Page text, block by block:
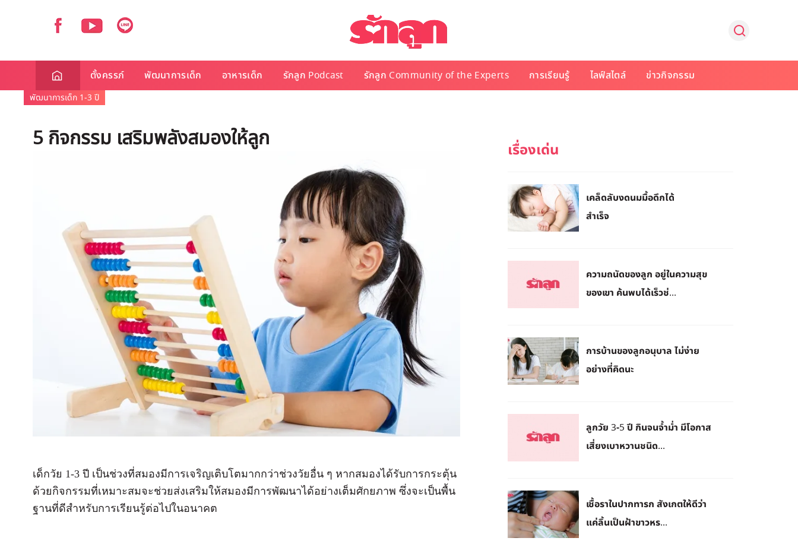
ตั้งครรภ์ พัฒนาการเด็ก อาหารเด็ก รักลูก Podcast รักลูก Community of the Experts การเรียนรู้ ไลฟ์สไตล์ ข่าวกิจกรรม
พัฒนาการเด็ก 1-3 ปี
5 กิจกรรม เสริมพลังสมองให้ลูก
เด็กวัย 1-3 ปี เป็นช่วงที่สมองมีการเจริญเติบโตมากกว่าช่วงวัยอื่น ๆ หากสมองได้รับการกระตุ้น
ด้วยกิจกรรมที่เหมาะสมจะช่วยส่งเสริมให้สมองมีการพัฒนาได้อย่างเต็มศักยภาพ ซึ่งจะเป็นพื้น
ฐานที่ดีสำหรับการเรียนรู้ต่อไปในอนาคต
เคล็ดลับงดนมมื้อดึกได้
สำเร็จ
​ความถนัดของลูก อยู่ในความสุข
ของเขา ค้นพบได้เร็วช่...
การบ้านของลูกอนุบาล ไม่ง่าย
อย่างที่คิดนะ
ลูกวัย 3-5 ปี กินจนจ้ำม่ำ มีโอกาส
เสี่ยงเบาหวานชนิด...
เชื้อราในปากทารก สังเกตให้ดีว่า
แค่ลิ้นเป็นฝ้าขาวหร...